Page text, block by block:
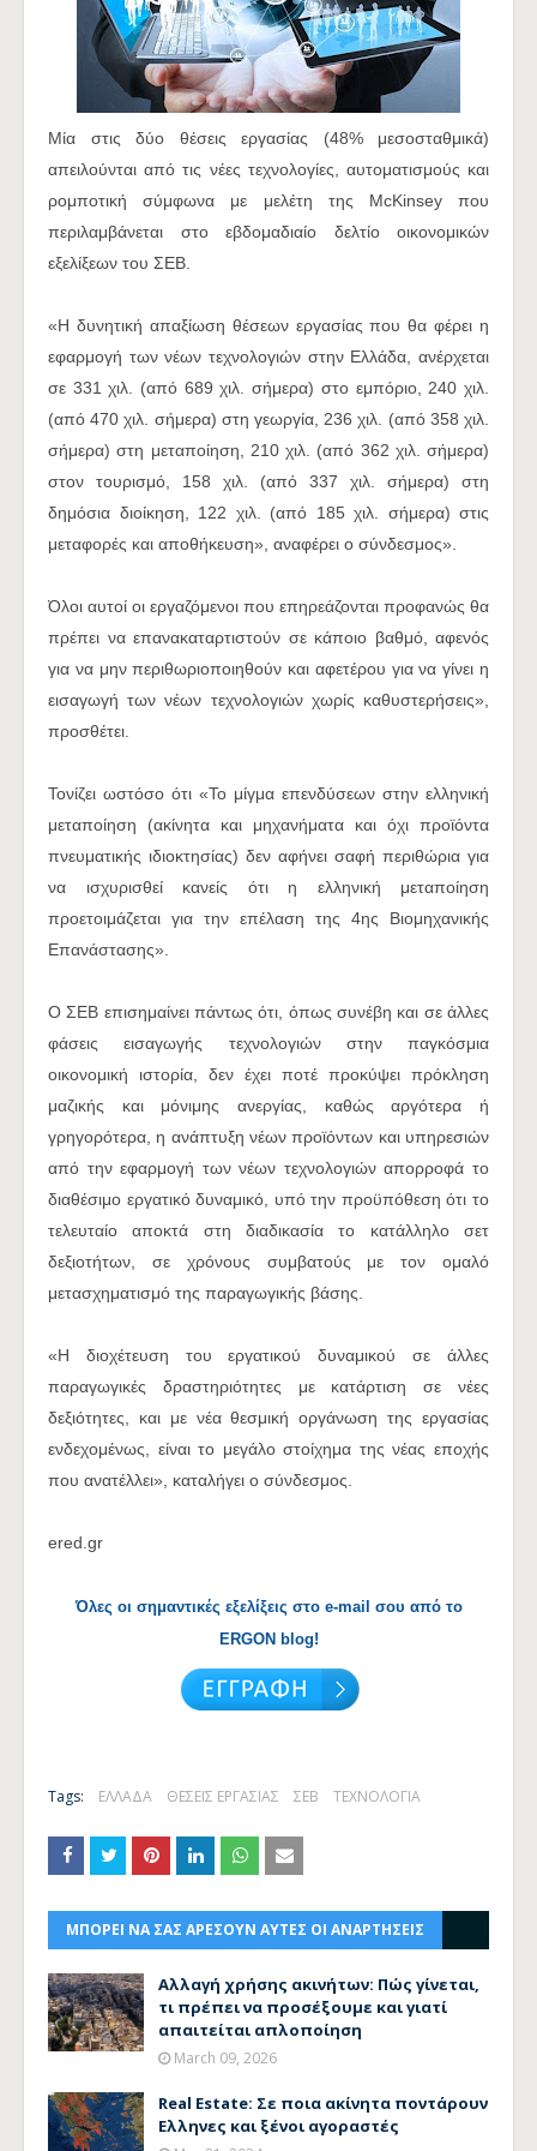
Μία στις δύο θέσεις εργασίας (48% μεσοσταθμικά)
απειλούνται από τις νέες τεχνολογίες, αυτοματισμούς και
ρομποτική σύμφωνα με μελέτη της McKinsey που
περιλαμβάνεται στο εβδομαδιαίο δελτίο οικονομικών
εξελίξεων του ΣΕΒ.
«Η δυνητική απαξίωση θέσεων εργασίας που θα φέρει η
εφαρμογή των νέων τεχνολογιών στην Ελλάδα, ανέρχεται
σε 331 χιλ. (από 689 χιλ. σήμερα) στο εμπόριο, 240 χιλ.
(από 470 χιλ. σήμερα) στη γεωργία, 236 χιλ. (από 358 χιλ.
σήμερα) στη μεταποίηση, 210 χιλ. (από 362 χιλ. σήμερα)
στον τουρισμό, 158 χιλ. (από 337 χιλ. σήμερα) στη
δημόσια διοίκηση, 122 χιλ. (από 185 χιλ. σήμερα) στις
μεταφορές και αποθήκευση», αναφέρει ο σύνδεσμος».
Όλοι αυτοί οι εργαζόμενοι που επηρεάζονται προφανώς θα
πρέπει να επανακαταρτιστούν σε κάποιο βαθμό, αφενός
για να μην περιθωριοποιηθούν και αφετέρου για να γίνει η
εισαγωγή των νέων τεχνολογιών χωρίς καθυστερήσεις»,
προσθέτει.
Τονίζει ωστόσο ότι «Το μίγμα επενδύσεων στην ελληνική
μεταποίηση (ακίνητα και μηχανήματα και όχι προϊόντα
πνευματικής ιδιοκτησίας) δεν αφήνει σαφή περιθώρια για
να ισχυρισθεί κανείς ότι η ελληνική μεταποίηση
προετοιμάζεται για την επέλαση της 4ης Βιομηχανικής
Επανάστασης».
Ο ΣΕΒ επισημαίνει πάντως ότι, όπως συνέβη και σε άλλες
φάσεις εισαγωγής τεχνολογιών στην παγκόσμια
οικονομική ιστορία, δεν έχει ποτέ προκύψει πρόκληση
μαζικής και μόνιμης ανεργίας, καθώς αργότερα ή
γρηγορότερα, η ανάπτυξη νέων προϊόντων και υπηρεσιών
από την εφαρμογή των νέων τεχνολογιών απορροφά το
διαθέσιμο εργατικό δυναμικό, υπό την προϋπόθεση ότι το
τελευταίο αποκτά στη διαδικασία το κατάλληλο σετ
δεξιοτήτων, σε χρόνους συμβατούς με τον ομαλό
μετασχηματισμό της παραγωγικής βάσης.
«Η διοχέτευση του εργατικού δυναμικού σε άλλες
παραγωγικές δραστηριότητες με κατάρτιση σε νέες
δεξιότητες, και με νέα θεσμική οργάνωση της εργασίας
ενδεχομένως, είναι το μεγάλο στοίχημα της νέας εποχής
που ανατέλλει», καταλήγει ο σύνδεσμος.
ered.gr
Όλες οι σημαντικές εξελίξεις στο e-mail σου από το
ERGON blog!
Tags: ΕΛΛΑΔΑ ΘΕΣΕΙΣ ΕΡΓΑΣΙΑΣ ΣΕΒ ΤΕΧΝΟΛΟΓΙΑ
ΜΠΟΡΕΙ ΝΑ ΣΑΣ ΑΡΕΣΟΥΝ ΑΥΤΕΣ ΟΙ ΑΝΑΡΤΗΣΕΙΣ
Αλλαγή χρήσης ακινήτων: Πώς γίνεται,
τι πρέπει να προσέξουμε και γιατί
απαιτείται απλοποίηση
March 09, 2026
Real Estate: Σε ποια ακίνητα ποντάρουν
Ελληνες και ξένοι αγοραστές